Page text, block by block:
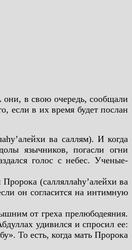
в свою очередь, сообщали
если в их время будет послан
ва саллям). И когда
язычников, погасли огни
голос с небес. Ученые-
(салляллаhу’алейхи ва
он согласится на интимную
от греха прелюбодеяния.
удивился и спросил ее:
То есть, когда мать Пророка